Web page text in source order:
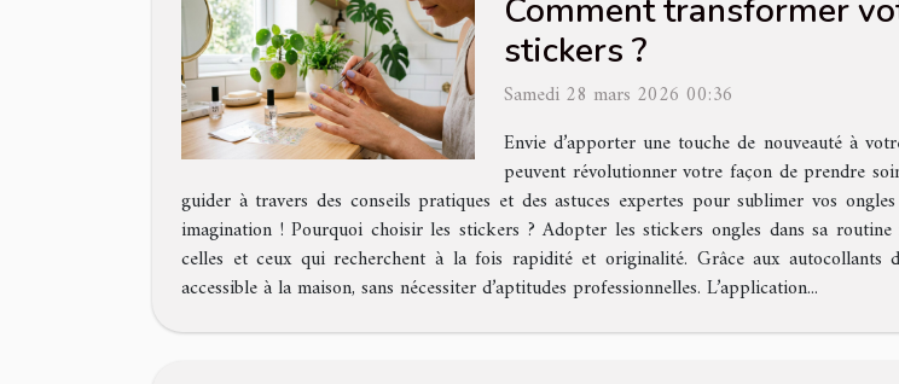
Comment transformer
stickers ?
Samedi 28 mars 2026 00:36
Envie d’apporter une touche de nouveauté à
peuvent révolutionner votre façon de prendre
guider à travers des conseils pratiques et des astuces expertes pour sublimer vos
imagination ! Pourquoi choisir les stickers ? Adopter les stickers ongles dans sa
celles et ceux qui recherchent à la fois rapidité et originalité. Grâce aux autocollants
accessible à la maison, sans nécessiter d’aptitudes professionnelles. L’application...